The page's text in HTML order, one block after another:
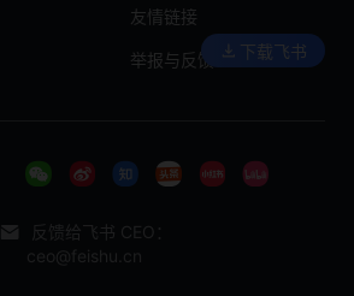
友情链接
举报与反馈 下载飞书
反馈给飞书 CEO：
ceo@feishu.cn